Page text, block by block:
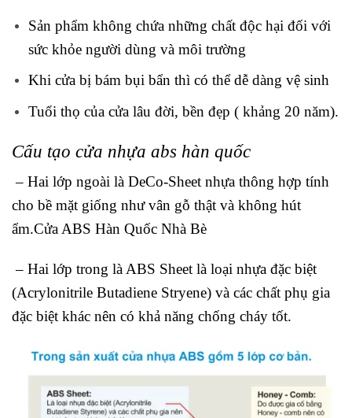
Sản phẩm không chứa những chất độc hại đối với
sức khỏe người dùng và môi trường
Khi cửa bị bám bụi bẩn thì có thể dễ dàng vệ sinh
Tuổi thọ của cửa lâu đời, bền đẹp ( khảng 20 năm).
Cấu tạo cửa nhựa abs hàn quốc
– Hai lớp ngoài là DeCo-Sheet nhựa thông hợp tính
cho bề mặt giống như vân gỗ thật và không hút
ẩm.Cửa ABS Hàn Quốc Nhà Bè
– Hai lớp trong là ABS Sheet là loại nhựa đặc biệt
(Acrylonitrile Butadiene Stryene) và các chất phụ gia
đặc biệt khác nên có khả năng chống cháy tốt.